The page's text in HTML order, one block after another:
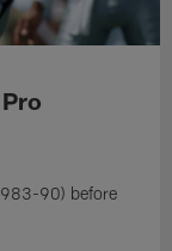
90) before